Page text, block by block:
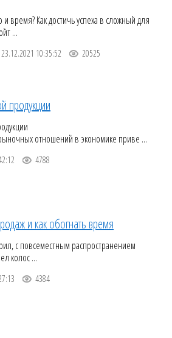
и время? Как достичь успеха в сложный для
...
23.12.2021 10:35:52 20525
продукции
отношений в экономике приве ...
4788
и как обогнать время
с повсеместным распространением
колос ...
4384